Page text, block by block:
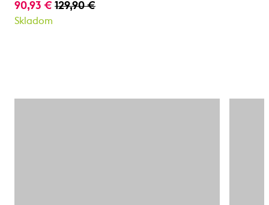
90,93 € 129,90 €
Skladom